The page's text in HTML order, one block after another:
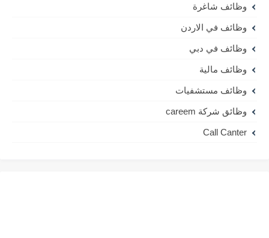
وظائف شاغرة
وظائف في الاردن
وظائف في دبي
وظائف مالية
وظائف مستشفيات
وظائق شركة careem
Call Canter